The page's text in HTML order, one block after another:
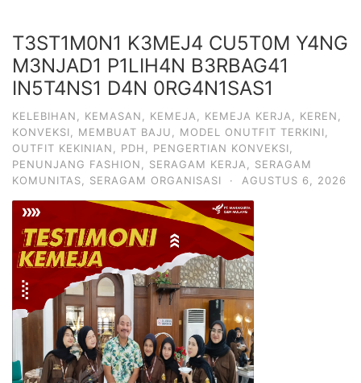
T3ST1M0N1 K3MEJ4 CU5T0M Y4NG
M3NJAD1 P1LIH4N B3RBAG41
IN5T4NS1 D4N 0RG4N1SAS1
KELEBIHAN KEMASAN KEMEJA KEMEJA KERJA KEREN
KONVEKSI
MEMBUAT BAJU MODEL ONUTFIT TERKINI
OUTFIT KEKINIAN
PDH PENGERTIAN KONVEKSI
PENUNJANG FASHION
SERAGAM KERJA
SERAGAM
KOMUNITAS
SERAGAM ORGANISASI · AGUSTUS 6, 2026